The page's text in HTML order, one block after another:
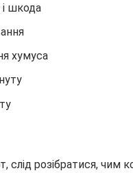
шкода
хумуса
розібратися, чим